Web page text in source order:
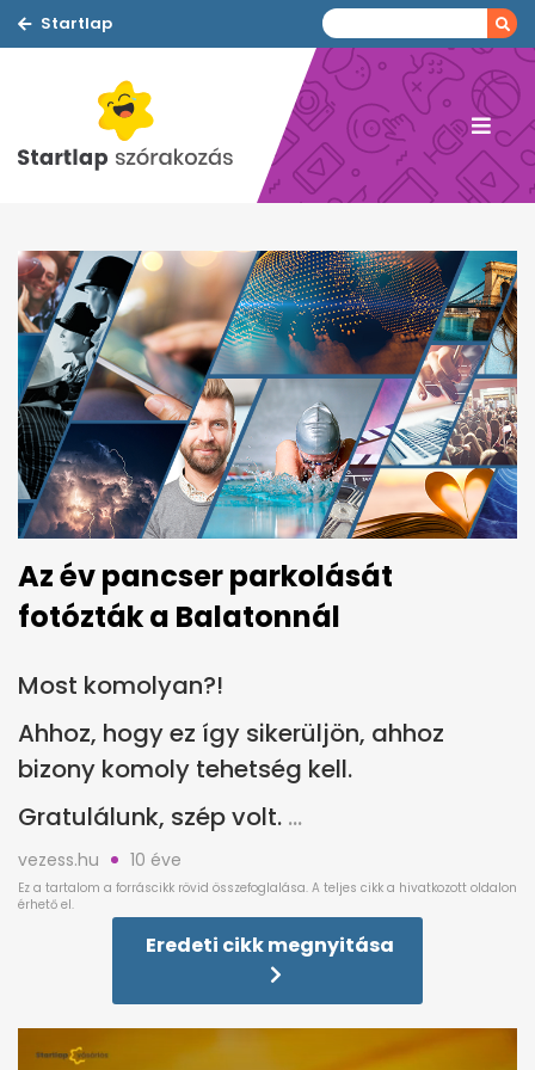
Startlap
Az év pancser parkolását
fotózták a Balatonnál
Most komolyan?!
Ahhoz, hogy ez így sikerüljön, ahhoz
bizony komoly tehetség kell.
Gratulálunk, szép volt.
vezess.hu 10 éve
Eredeti cikk megnyitása